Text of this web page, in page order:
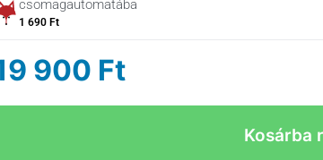
csomagautomatába
1 690 Ft
900 Ft
Kosárba